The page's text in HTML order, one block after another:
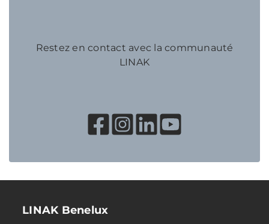
Restez en contact avec la communauté
LINAK
LINAK Benelux